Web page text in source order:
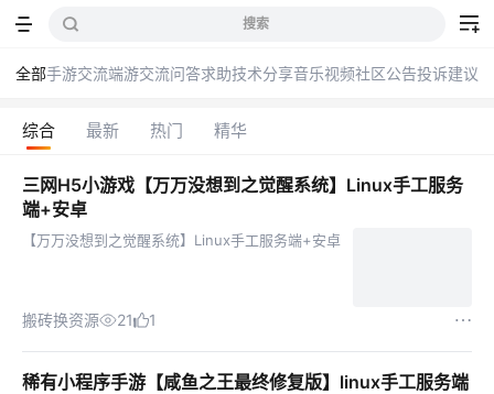
全部手游交流端游交流问答求助技术分享音乐视频社区公告投诉建议
综合 最新 热门 精华
三网H5小游戏【万万没想到之觉醒系统】Linux手工服务
端+安卓
【万万没想到之觉醒系统】Linux手工服务端+安卓
搬砖换资源 21 1
稀有小程序手游【咸鱼之王最终修复版】linux手工服务端
搜索